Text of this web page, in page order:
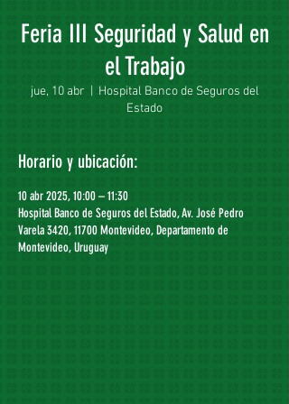
Feria III Seguridad y Salud en
el Trabajo
jue, 10 abr
Hospital Banco de Seguros del
Estado
Horario y ubicación:
10 abr 2025, 10:00 – 11:30
Hospital Banco de Seguros del Estado, Av. José Pedro
Varela 3420, 11700 Montevideo, Departamento de
Montevideo, Uruguay